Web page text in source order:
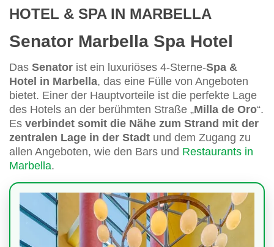
HOTEL & SPA IN MARBELLA
Senator Marbella Spa Hotel
Das Senator ist ein luxuriöses 4-Sterne-Spa &
Hotel in Marbella, das eine Fülle von Angeboten
bietet. Einer der Hauptvorteile ist die perfekte Lage
des Hotels an der berühmten Straße „Milla de Oro“.
Es verbindet somit die Nähe zum Strand mit der
zentralen Lage in der Stadt und dem Zugang zu
allen Angeboten, wie den Bars und Restaurants in
Marbella.